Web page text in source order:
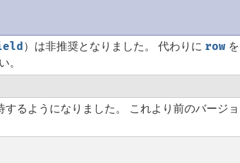
）は非推奨となりました。 代わりに row を
。
るようになりました。 これより前のバージョ